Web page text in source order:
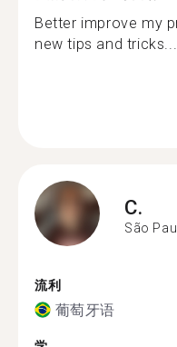
Better improve my
new tips and tricks...
C.
São
流利
葡萄牙语